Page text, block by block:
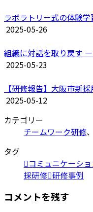
ラボラトリー式の体験学
2025-05-26
組織に対話を取り戻す
2025-05-23
【研修報告】大阪市新
2025-05-12
カテゴリー
チームワーク研修、
タグ
コミュニケーシ
採研修 研修事例
コメントを残す